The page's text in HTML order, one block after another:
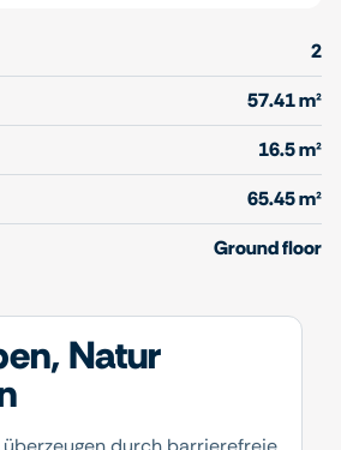
2
57.41 m²
16.5 m²
65.45 m²
Ground floor
Natur